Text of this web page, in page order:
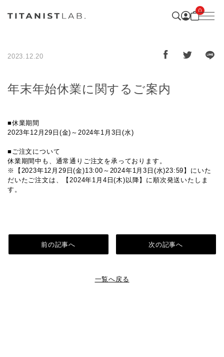
0
2023.12.20
年末年始休業に関するご案内
■休業期間
2023年12月29日(金)～2024年1月3日(水)
■ご注文について
休業期間中も、通常通りご注文を承っております。
※【2023年12月29日(金)13:00～2024年1月3日(水)23:59】にいた
だいたご注文は、【2024年1月4日(木)以降】に順次発送いたしま
す。
前の記事へ
一覧へ戻る
次の記事へ